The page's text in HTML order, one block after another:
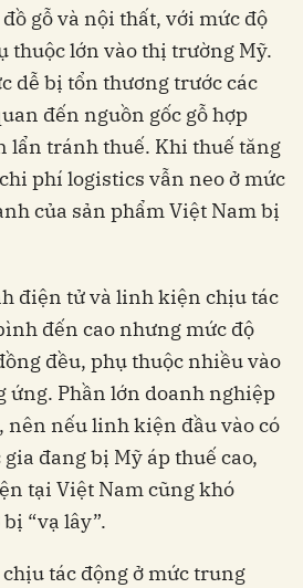
gỗ và nội thất, với mức độ
thuộc lớn vào thị trường Mỹ.
dễ bị tổn thương trước các
đến nguồn gốc gỗ hợp
lẩn tránh thuế. Khi thuế tăng
phí logistics vẫn neo ở mức
của sản phẩm Việt Nam bị
điện tử và linh kiện chịu tác
đến cao nhưng mức độ
đều, phụ thuộc nhiều vào
ứng. Phần lớn doanh nghiệp
nên nếu linh kiện đầu vào có
đang bị Mỹ áp thuế cao,
tại Việt Nam cũng khó
“vạ lây”.
tác động ở mức trung